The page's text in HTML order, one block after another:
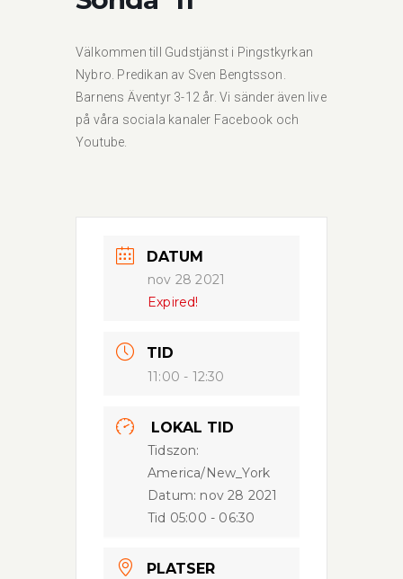
Välkommen till Gudstjänst i Pingstkyrkan
Nybro. Predikan av Sven Bengtsson.
Barnens Äventyr 3-12 år. Vi sänder även live
på våra sociala kanaler Facebook och
Youtube.
DATUM
nov 28 2021
Expired!
TID
11:00 - 12:30
LOKAL TID
Tidszon:
America/New_York
Datum: nov 28 2021
Tid 05:00 - 06:30
PLATSER